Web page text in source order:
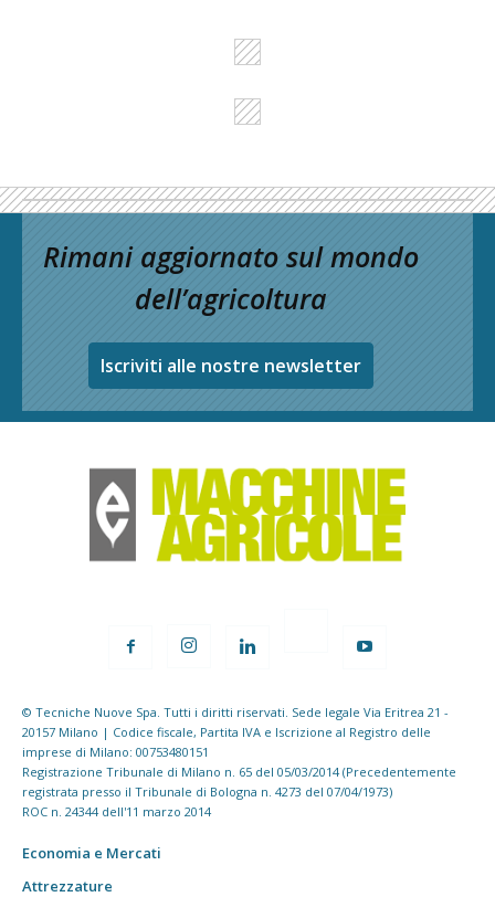
Rimani aggiornato sul mondo
dell’agricoltura
Iscriviti alle nostre newsletter
© Tecniche Nuove Spa. Tutti i diritti riservati. Sede legale Via Eritrea 21 -
20157 Milano | Codice fiscale, Partita IVA e Iscrizione al Registro delle
imprese di Milano: 00753480151
Registrazione Tribunale di Milano n. 65 del 05/03/2014 (Precedentemente
registrata presso il Tribunale di Bologna n. 4273 del 07/04/1973)
ROC n. 24344 dell'11 marzo 2014
Economia e Mercati
Attrezzature